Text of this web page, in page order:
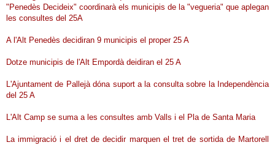
"Penedès Decideix" coordinarà els municipis de la "vegueria" que aplegan
les consultes del 25A
A l'Alt Penedès decidiran 9 municipis el proper 25 A
Dotze municipis de l'Alt Empordà deidiran el 25 A
L'Ajuntament de Pallejà dóna suport a la consulta sobre la Independència
del 25 A
L'Alt Camp se suma a les consultes amb Valls i el Pla de Santa Maria
La immigració i el dret de decidir marquen el tret de sortida de Martorell